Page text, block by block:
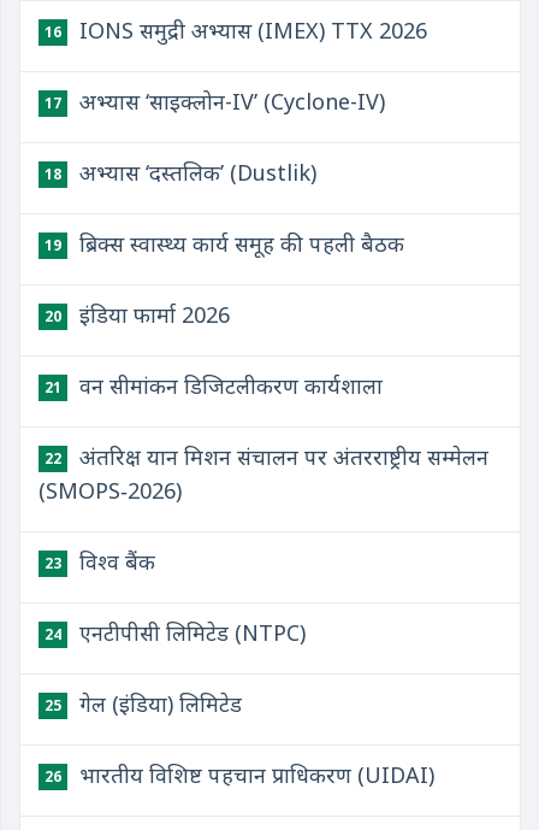
16 IONS समुद्री अभ्यास (IMEX) TTX 2026
17 अभ्यास ‘साइक्लोन-IV’ (Cyclone-IV)
18 अभ्यास ‘दस्तलिक’ (Dustlik)
19 ब्रिक्स स्वास्थ्य कार्य समूह की पहली बैठक
20 इंडिया फार्मा 2026
21 वन सीमांकन डिजिटलीकरण कार्यशाला
22
अंतरिक्ष यान मिशन संचालन पर अंतरराष्ट्रीय सम्मेलन
(SMOPS‑2026)
23 विश्व बैंक
24 एनटीपीसी लिमिटेड (NTPC)
25 गेल (इंडिया) लिमिटेड
26 भारतीय विशिष्ट पहचान प्राधिकरण (UIDAI)